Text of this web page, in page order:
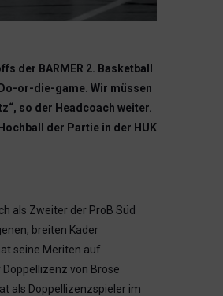
der BARMER 2. Basketball
or-die-game. Wir müssen
so der Headcoach weiter.
der Partie in der HUK
als Zweiter der ProB Süd
breiten Kader
seine Meriten auf
von Brose
als Doppellizenzspieler im